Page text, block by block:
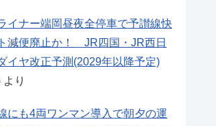
イナー端岡昼夜全停車で予讃線快
減便廃止か！ JR四国・JR西日
イヤ改正予測(2029年以降予定)
より
にも4両ワンマン導入で朝夕の運